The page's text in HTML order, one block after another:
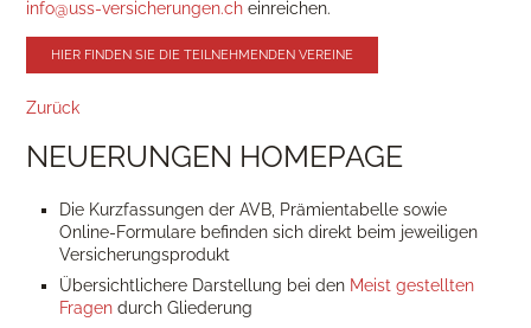
info@uss-versicherungen.ch einreichen.
HIER FINDEN SIE DIE TEILNEHMENDEN VEREINE
Zurück
NEUERUNGEN HOMEPAGE
Die Kurzfassungen der AVB, Prämientabelle sowie
Online-Formulare befinden sich direkt beim jeweiligen
Versicherungsprodukt
Übersichtlichere Darstellung bei den Meist gestellten
Fragen durch Gliederung